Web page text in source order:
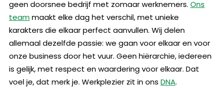
geen doorsnee bedrijf met zomaar werknemers. Ons
teammaakt elke dag het verschil, met unieke
karakters die elkaar perfect aanvullen. Wij delen
allemaal dezelfde passie: we gaan voor elkaar en voor
onze business door het vuur. Geen hiërarchie, iedereen
is gelijk, met respect en waardering voor elkaar. Dat
voel je, dat merk je. Werkplezier zit in ons DNA.